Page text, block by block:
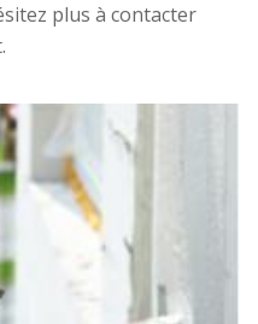
plus à contacter